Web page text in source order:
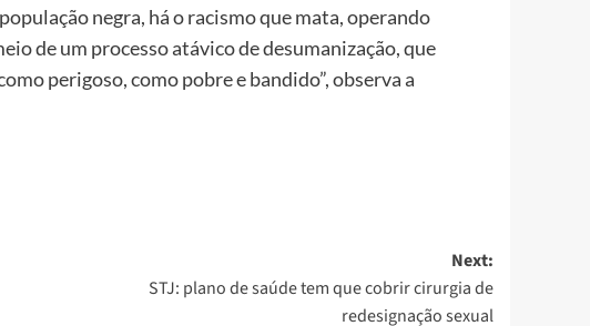
negra, há o racismo que mata, operando
de um processo atávico de desumanização, que
perigoso, como pobre e bandido”, observa a
Next:
STJ: plano de saúde tem que cobrir cirurgia de
redesignação sexual